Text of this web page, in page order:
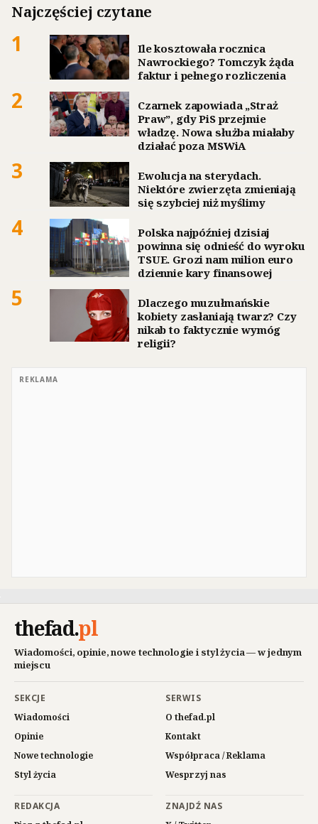
Najczęściej czytane
1
Ile kosztowała rocznica
Nawrockiego? Tomczyk żąda
faktur i pełnego rozliczenia
2
Czarnek zapowiada „Straż
Praw”, gdy PiS przejmie
władzę. Nowa służba miałaby
działać poza MSWiA
3
Ewolucja na sterydach.
Niektóre zwierzęta zmieniają
się szybciej niż myślimy
4
Polska najpóźniej dzisiaj
powinna się odnieść do wyroku
TSUE. Grozi nam milion euro
dziennie kary finansowej
5
Dlaczego muzułmańskie
kobiety zasłaniają twarz? Czy
nikab to faktycznie wymóg
religii?
REKLAMA
thefad.pl
Wiadomości, opinie, nowe technologie i styl życia — w jednym
miejscu
SEKCJE
Wiadomości
Opinie
Nowe technologie
Styl życia
SERWIS
O thefad.pl
Kontakt
Współpraca / Reklama
Wesprzyj nas
REDAKCJA
ZNAJDŹ NAS